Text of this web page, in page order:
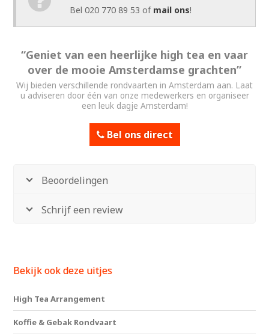
Bel 020 770 89 53 of mail ons!
“Geniet van een heerlijke high tea en vaar
over de mooie Amsterdamse grachten”
Wij bieden verschillende rondvaarten in Amsterdam aan. Laat
u adviseren door één van onze medewerkers en organiseer
een leuk dagje Amsterdam!
Bel ons direct
Beoordelingen
Schrijf een review
Bekijk ook deze uitjes
High Tea Arrangement
Koffie & Gebak Rondvaart